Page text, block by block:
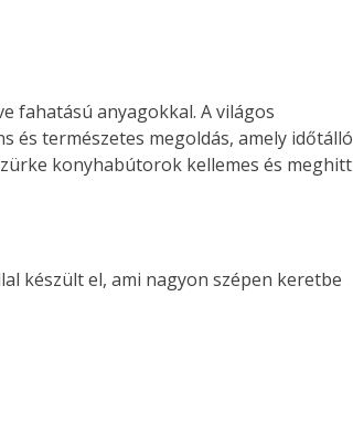
fahatású anyagokkal. A világos
és természetes megoldás, amely időtálló
konyhabútorok kellemes és meghitt
készült el, ami nagyon szépen keretbe